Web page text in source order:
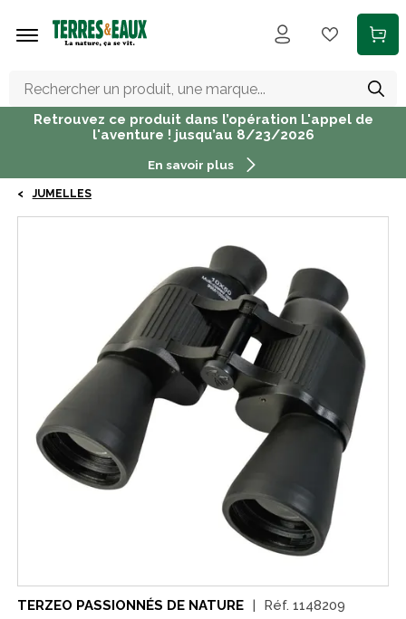
Retrouvez ce produit dans l’opération L'appel de
l'aventure ! jusqu’au 8/23/2026
En savoir plus
JUMELLES
TERZEO PASSIONNÉS DE NATURE Réf. 1148209